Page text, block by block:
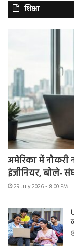
शिक्षा
अमेरिका में नौकरी
इंजीनियर, बोले-
29 July 2026 - 8:00 PM